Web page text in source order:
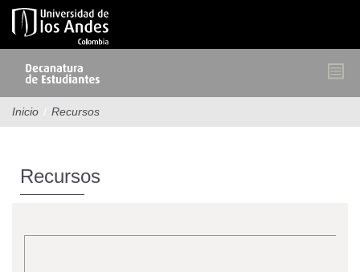
Pasar
contenido
Inicio / Recursos
Recursos